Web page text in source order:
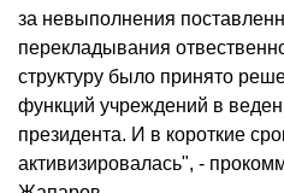
за невыполнения
перекладывания
структуру было принято
функций учреждений в
президента. И в короткие
активизировалась", -